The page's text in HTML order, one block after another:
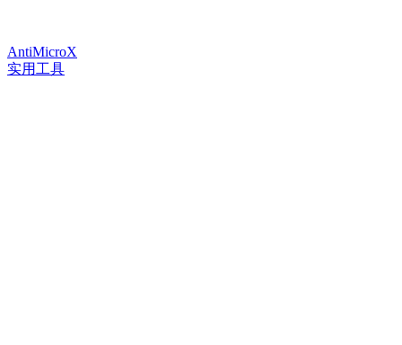
AntiMicroX
实用工具